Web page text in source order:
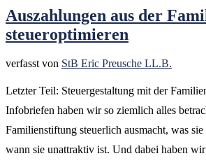
Auszahlungen aus der
steueroptimieren
verfasst von StB Eric Preusche LL.B.
Letzter Teil: Steuergestaltung mit der
Infobriefen haben wir so ziemlich alles
Familienstiftung steuerlich ausmacht, was
wann sie unattraktiv ist. Und dabei haben